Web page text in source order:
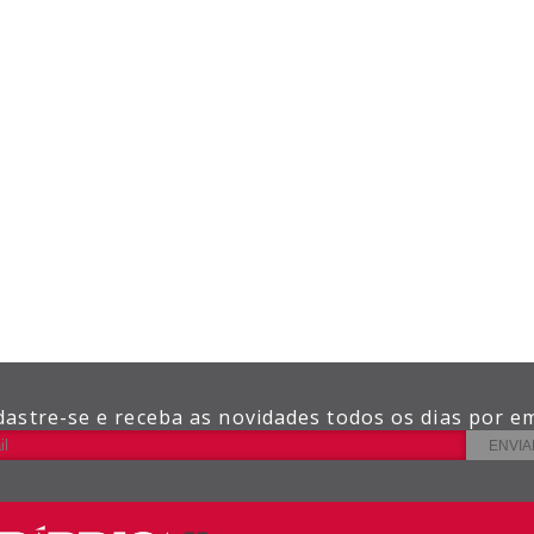
se e receba as novidades todos os dias por